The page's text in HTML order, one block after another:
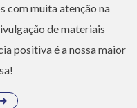
com muita atenção na
de materiais
positiva é a nossa maior